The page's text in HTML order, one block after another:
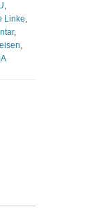
,
Linke,
,
,